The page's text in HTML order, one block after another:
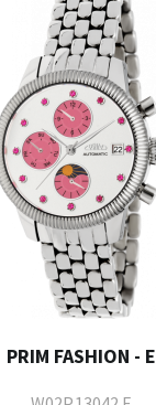
PRIM FASHION - E